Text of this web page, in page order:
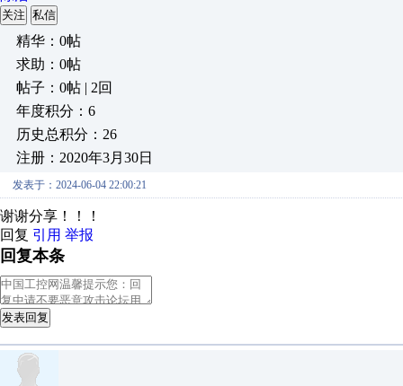
关注 私信
精华：0帖
求助：0帖
帖子：0帖 | 2回
年度积分：6
历史总积分：26
注册：2020年3月30日
发表于：2024-06-04 22:00:21
谢谢分享！！！
回复 引用 举报
回复本条
发表回复